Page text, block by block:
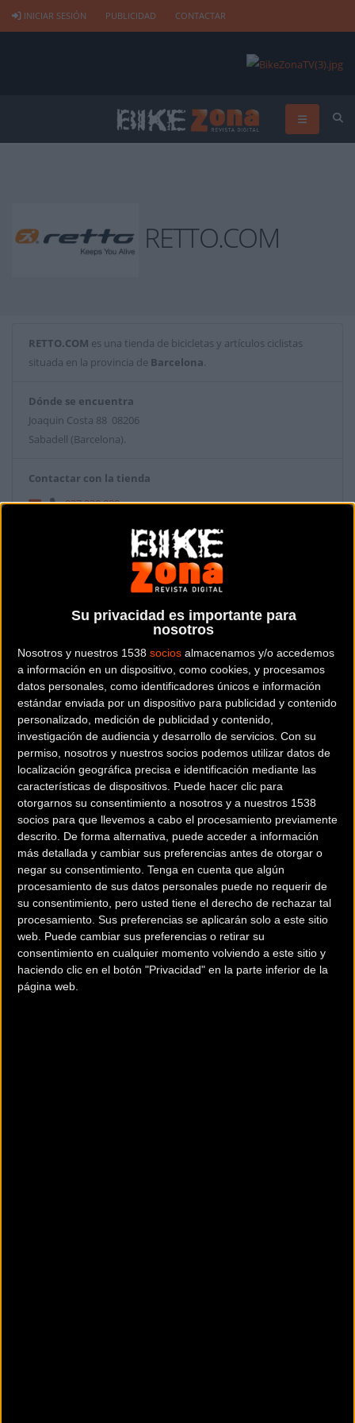
Su privacidad es importante para
nosotros
Nosotros y nuestros 1538 socios almacenamos y/o accedemos
a información en un dispositivo, como cookies, y procesamos
datos personales, como identificadores únicos e información
estándar enviada por un dispositivo para publicidad y contenido
personalizado, medición de publicidad y contenido,
investigación de audiencia y desarrollo de servicios. Con su
permiso, nosotros y nuestros socios podemos utilizar datos de
localización geográfica precisa e identificación mediante las
características de dispositivos. Puede hacer clic para
otorgarnos su consentimiento a nosotros y a nuestros 1538
socios para que llevemos a cabo el procesamiento previamente
descrito. De forma alternativa, puede acceder a información
más detallada y cambiar sus preferencias antes de otorgar o
negar su consentimiento. Tenga en cuenta que algún
procesamiento de sus datos personales puede no requerir de
su consentimiento, pero usted tiene el derecho de rechazar tal
procesamiento. Sus preferencias se aplicarán solo a este sitio
web. Puede cambiar sus preferencias o retirar su
consentimiento en cualquier momento volviendo a este sitio y
haciendo clic en el botón "Privacidad" en la parte inferior de la
página web.
INICIAR SESIÓN PUBLICIDAD CONTACTAR
RETTO.COM
RETTO.COM es una tienda de bicicletas y artículos ciclistas
situada en la provincia de Barcelona.
Dónde se encuentra
Joaquin Costa 88 08206
Sabadell (Barcelona).
Contactar con la tienda
937 220 989
Web y RRSS de la tienda
Terms of use © 1987–2026 HERE
¿Eres el propietario de esta tienda? Descubre cómo hacerte tienda
Premium para llegar a más clientes.
Comercios Bz Premium
ESCAPA BARCELONA NORD